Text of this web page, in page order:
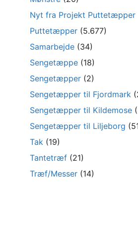
Nyt fra Projekt Puttetæpper
Puttetæpper (5.677)
Samarbejde (34)
Sengetæppe (18)
Sengetæpper (2)
Sengetæpper til Fjordmark
Sengetæpper til Kildemose
Sengetæpper til Liljeborg
Tak (19)
Tantetræf (21)
Træf/Messer (14)